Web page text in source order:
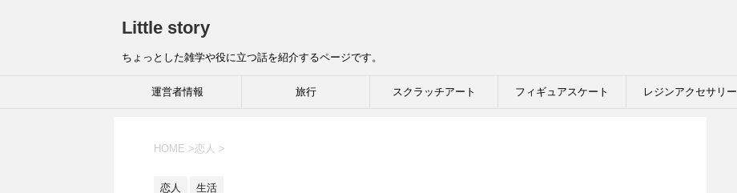
Little story
ちょっとした雑学や役に立つ話を紹介するページです。
運営者情報 旅行 スクラッチアート フィギュアスケート レジンアクセサリー
HOME >恋人 >
恋人 生活